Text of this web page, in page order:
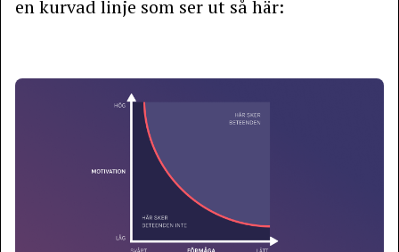
en kurvad linje som ser ut så här: